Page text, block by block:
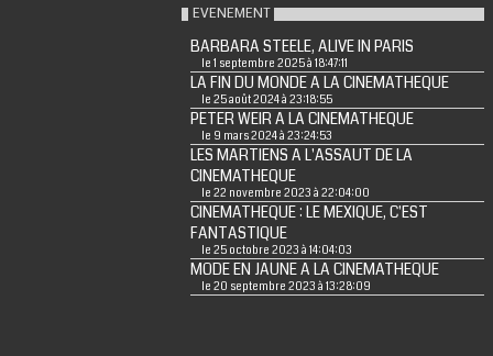
EVENEMENT
BARBARA STEELE, ALIVE IN PARIS
le 1 septembre 2025 à 18:47:11
LA FIN DU MONDE A LA CINEMATHEQUE
le 25 août 2024 à 23:18:55
PETER WEIR A LA CINEMATHEQUE
le 9 mars 2024 à 23:24:53
LES MARTIENS A L'ASSAUT DE LA
CINEMATHEQUE
le 22 novembre 2023 à 22:04:00
CINEMATHEQUE : LE MEXIQUE, C'EST
FANTASTIQUE
le 25 octobre 2023 à 14:04:03
MODE EN JAUNE A LA CINEMATHEQUE
le 20 septembre 2023 à 13:28:09